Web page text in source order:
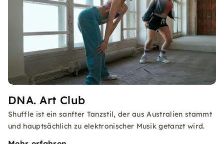
DNA. Art Club
Shuffle ist ein sanfter Tanzstil, der aus Australien stammt
und hauptsächlich zu elektronischer Musik getanzt wird.